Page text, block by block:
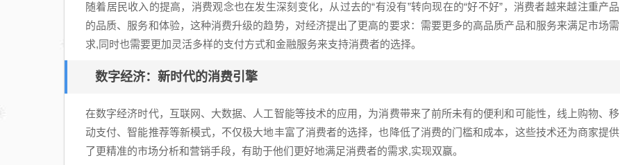
随着居民收入的提高，消费观念也在发生深刻变化，从过去的“有没有”转向现在的“好不好”，消费者越来越注重产品
的品质、服务和体验，这种消费升级的趋势，对经济提出了更高的要求：需要更多的高品质产品和服务来满足市场需
求,同时也需要更加灵活多样的支付方式和金融服务来支持消费者的选择。
数字经济：新时代的消费引擎
在数字经济时代，互联网、大数据、人工智能等技术的应用，为消费带来了前所未有的便利和可能性，线上购物、移
动支付、智能推荐等新模式，不仅极大地丰富了消费者的选择，也降低了消费的门槛和成本，这些技术还为商家提供
了更精准的市场分析和营销手段，有助于他们更好地满足消费者的需求,实现双赢。